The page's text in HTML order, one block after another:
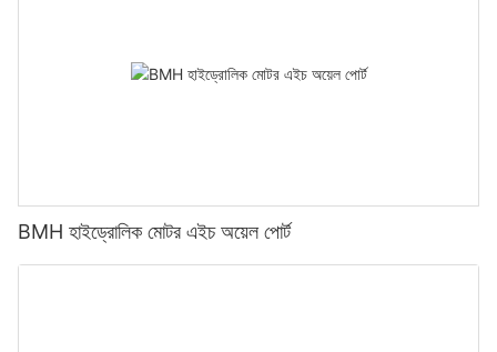
BMH হাইড্রোলিক মোটর এইচ অয়েল পোর্ট